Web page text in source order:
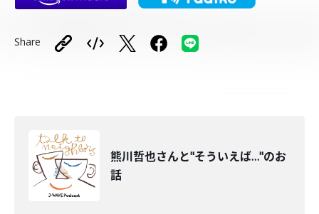
Share
熊川哲也さんと"そういえば…"のお
話